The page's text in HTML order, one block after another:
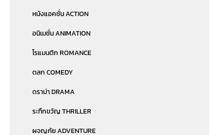
หนังแอคชั่น ACTION
อนิเมชั่น ANIMATION
โรแมนติก ROMANCE
ตลก COMEDY
ดราม่า DRAMA
ระทึกขวัญ THRILLER
ผจญภัย ADVENTURE